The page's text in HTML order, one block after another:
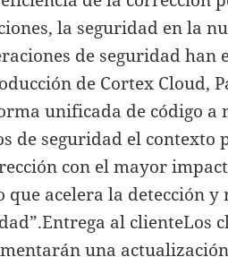
la seguridad en la
de seguridad han
de Cortex Cloud,
unificada de código a
de seguridad el
con el mayor
que acelera la detección
al clienteLos
una